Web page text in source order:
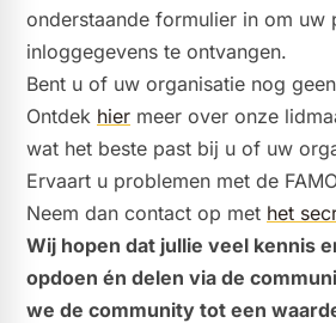
onderstaande formulier in om uw
inloggegevens te ontvangen.
Bent u of uw organisatie nog
Ontdek hier meer over onze
wat het beste past bij u of uw
Ervaart u problemen met de
Neem dan contact op met het
Wij hopen dat jullie veel kennis
opdoen én delen via de
we de community tot een